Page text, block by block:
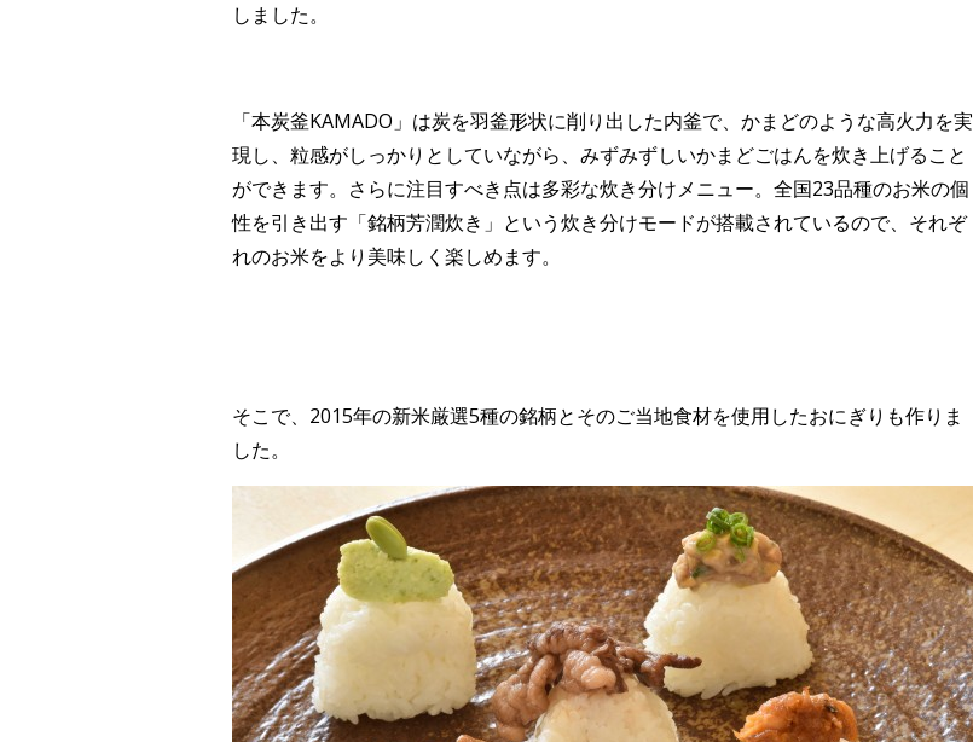
しました。
「本炭釜KAMADO」は炭を羽釜形状に削り出した内釜で、かまどのような高火力を実
現し、粒感がしっかりとしていながら、みずみずしいかまどごはんを炊き上げること
ができます。さらに注目すべき点は多彩な炊き分けメニュー。全国23品種のお米の個
性を引き出す「銘柄芳潤炊き」という炊き分けモードが搭載されているので、それぞ
れのお米をより美味しく楽しめます。
そこで、2015年の新米厳選5種の銘柄とそのご当地食材を使用したおにぎりも作りま
した。